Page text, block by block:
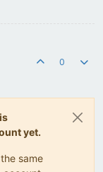
0
yet.
same